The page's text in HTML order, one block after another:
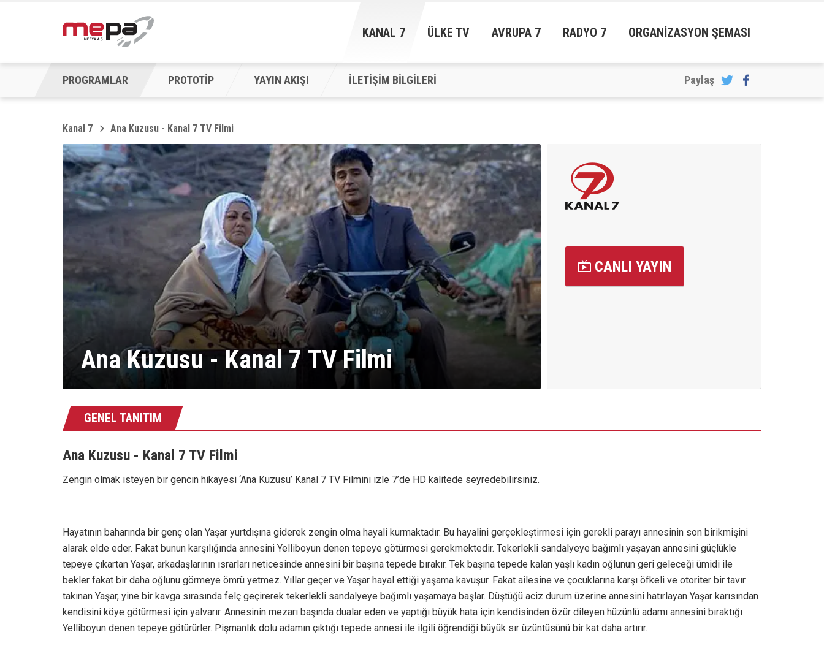
KANAL 7 ÜLKE TV AVRUPA 7 RADYO 7 ORGANIZASYON ŞEMASI
PROGRAMLAR PROTOTİP YAYIN AKIŞI İLETİŞİM BİLGİLERİ
Kanal 7 Ana Kuzusu - Kanal 7 TV Filmi
Ana Kuzusu - Kanal 7 TV Filmi
CANLI YAYIN
GENEL TANITIM
Ana Kuzusu - Kanal 7 TV Filmi
Zengin olmak isteyen bir gencin hikayesi ‘Ana Kuzusu’ Kanal 7 TV Filmini izle 7’de HD kalitede seyredebilirsiniz.
Hayatının baharında bir genç olan Yaşar yurtdışına giderek zengin olma hayali kurmaktadır. Bu hayalini gerçekleştirmesi için gerekli parayı annesinin son birikmişini
alarak elde eder. Fakat bunun karşılığında annesini Yelliboyun denen tepeye götürmesi gerekmektedir. Tekerlekli sandalyeye bağımlı yaşayan annesini güçlükle
tepeye çıkartan Yaşar, arkadaşlarının ısrarları neticesinde annesini bir başına tepede bırakır. Tek başına tepede kalan yaşlı kadın oğlunun geri geleceği ümidi ile
bekler fakat bir daha oğlunu görmeye ömrü yetmez. Yıllar geçer ve Yaşar hayal ettiği yaşama kavuşur. Fakat ailesine ve çocuklarına karşı öfkeli ve otoriter bir tavır
takınan Yaşar, yine bir kavga sırasında felç geçirerek tekerlekli sandalyeye bağımlı yaşamaya başlar. Düştüğü aciz durum üzerine annesini hatırlayan Yaşar karısından
kendisini köye götürmesi için yalvarır. Annesinin mezarı başında dualar eden ve yaptığı büyük hata için kendisinden özür dileyen hüzünlü adamı annesini bıraktığı
Yelliboyun denen tepeye götürürler. Pişmanlık dolu adamın çıktığı tepede annesi ile ilgili öğrendiği büyük sır üzüntüsünü bir kat daha artırır.